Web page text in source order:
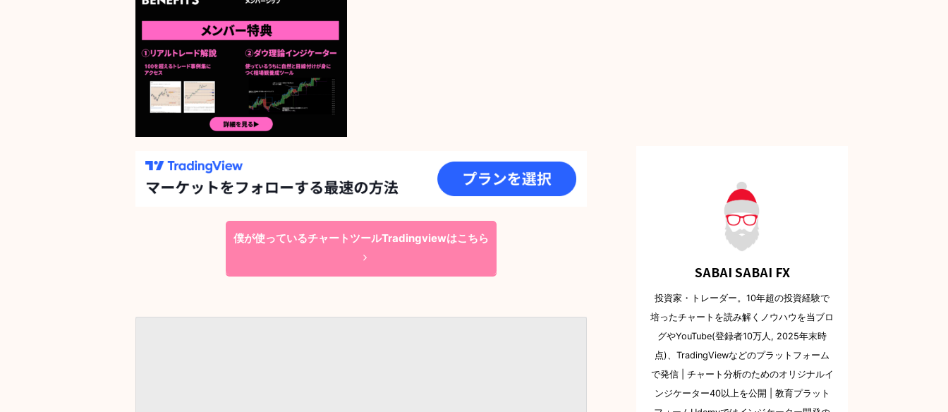
僕が使っているチャートツールTradingviewはこちら
SABAI SABAI FX
投資家・トレーダー。10年超の投資経験で
培ったチャートを読み解くノウハウを当ブロ
グやYouTube(登録者10万人, 2025年末時
点)、TradingViewなどのプラットフォーム
で発信 | チャート分析のためのオリジナルイ
ンジケーター40以上を公開 | 教育プラット